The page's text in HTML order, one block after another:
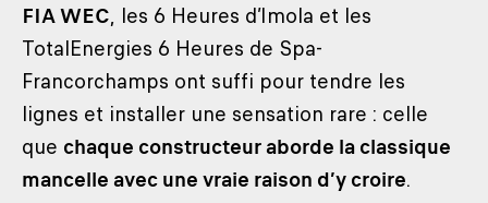
FIA WEC, les 6 Heures d’Imola et les
TotalEnergies 6 Heures de Spa-
Francorchamps ont suffi pour tendre les
lignes et installer une sensation rare : celle
que chaque constructeur aborde la classique
mancelle avec une vraie raison d’y croire.